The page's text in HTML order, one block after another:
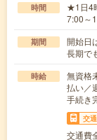
時間
★1日4
7:00～
期間
開始日
長期で
時給
無資格
払い／
手続き
交
交通費